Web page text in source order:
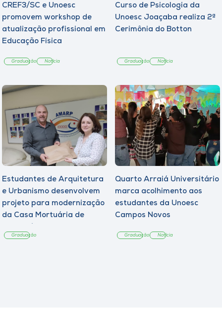
CREF3/SC e Unoesc
promovem workshop de
atualização profissional em
Educação Física
Graduação Notícia
Curso de Psicologia da
Unoesc Joaçaba realiza 2ª
Cerimônia do Botton
Graduação Notícia
Estudantes de Arquitetura
e Urbanismo desenvolvem
projeto para modernização
da Casa Mortuária de
Graduação
Quarto Arraiá Universitário
marca acolhimento aos
estudantes da Unoesc
Campos Novos
Graduação Notícia